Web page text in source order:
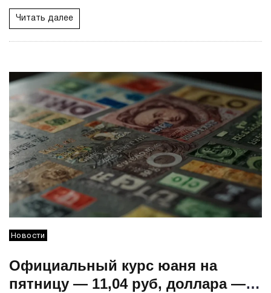
Читать далее
Новости
Официальный курс юаня на
пятницу — 11,04 руб, доллара —